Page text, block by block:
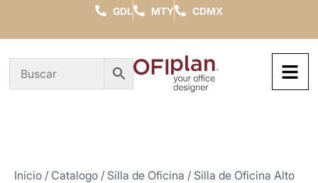
GDL MTY CDMX
Inicio / Catalogo / Silla de Oficina / Silla de Oficina Alto